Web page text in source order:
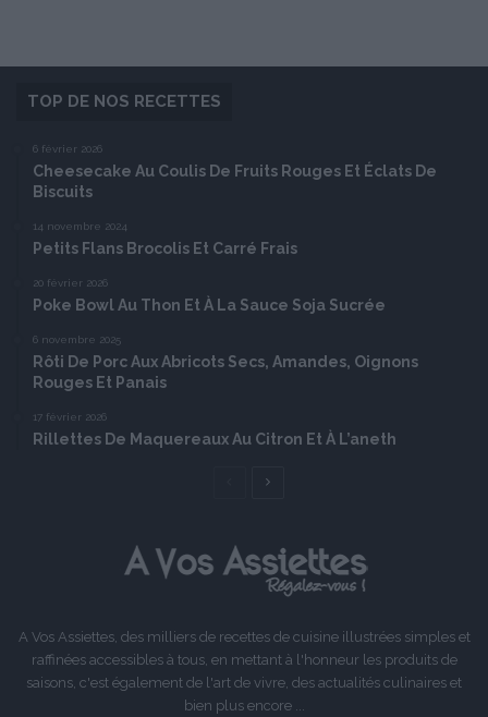
TOP DE NOS RECETTES
6 février 2026
Cheesecake Au Coulis De Fruits Rouges Et Éclats De
Biscuits
14 novembre 2024
Petits Flans Brocolis Et Carré Frais
20 février 2026
Poke Bowl Au Thon Et À La Sauce Soja Sucrée
6 novembre 2025
Rôti De Porc Aux Abricots Secs, Amandes, Oignons
Rouges Et Panais
17 février 2026
Rillettes De Maquereaux Au Citron Et À L’aneth
Page
A Vos Assiettes, des milliers de recettes de cuisine illustrées simples et
raffinées accessibles à tous, en mettant à l'honneur les produits de
saisons, c'est également de l'art de vivre, des actualités culinaires et
bien plus encore ...